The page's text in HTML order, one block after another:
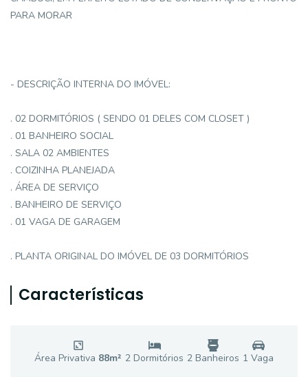
PARA MORAR
- DESCRIÇÃO INTERNA DO IMÓVEL:
. 02 DORMITÓRIOS ( SENDO 01 DELES COM CLOSET )
. 01 BANHEIRO SOCIAL
. SALA 02 AMBIENTES
. COIZINHA PLANEJADA
. ÁREA DE SERVIÇO
. BANHEIRO DE SERVIÇO
. 01 VAGA DE GARAGEM
. PLANTA ORIGINAL DO IMÓVEL DE 03 DORMITÓRIOS
Características
Área Privativa 88m² 2 Dormitórios 2 Banheiros 1 Vaga